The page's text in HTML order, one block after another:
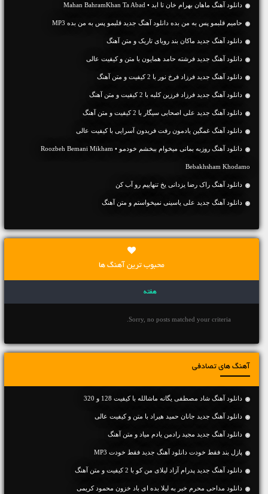
دانلود آهنگ ماهان بهرام خان تا ابد • Mahan BahramKhan Ta Abad
حامیم قلبمو پس به من بده دانلود آهنگ جدید قلبمو پس به من بده MP3
دانلود آهنگ جديد ماکان بند رویای تاریک و متن آهنگ
دانلود آهنگ جديد فرشته حامد همایون با متن و کیفیت عالی
دانلود آهنگ جديد فرزاد فرخ نور با 2 کیفیت و متن آهنگ
دانلود آهنگ جديد فرزاد فرزین کلبه با 2 کیفیت و متن آهنگ
دانلود آهنگ جديد علی اصحابی سیگار با 2 کیفیت و متن آهنگ
دانلود آهنگ غمگین یادمون رفت فریدون آسرایی با کیفیت عالی
دانلود آهنگ روزبه بمانی میخوام ببخشم خودمو • Roozbeh Bemani Mikham
Bebakhsham Khodamo
دانلود آهنگ راک رضا یزدانی یخ تنهاییم رو آب کن
دانلود آهنگ جديد علی یاسینی نمیخواستم و متن آهنگ
محبوب ترین آهنگ ها
هفته
Sorry, no posts matched your criteria.
آهنگ های تصادفی
دانلود آهنگ شاد مصطفی یگانه ماشالله با کیفیت 128 و 320
دانلود آهنگ جديد جانان حمید هیراد با متن و کیفیت عالی
دانلود آهنگ جديد مجید رادمن یادم میاد و متن آهنگ
پازل بند فقط خودت دانلود آهنگ جدید فقط خودت MP3
دانلود آهنگ جديد پدرام آزاد لیلای من کو با 2 کیفیت و متن آهنگ
دانلود مداحی محرم خبر به لیلا بده ای باد خزون محمود کریمی